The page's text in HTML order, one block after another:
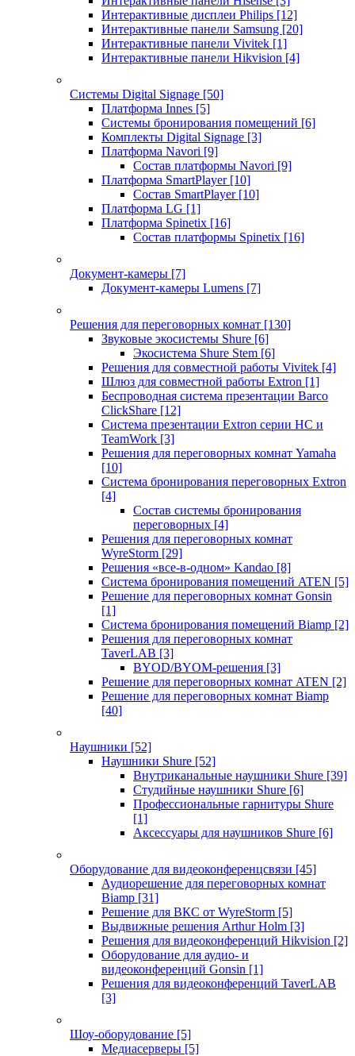
Интерактивные дисплеи Philips [12]
Интерактивные панели Samsung [20]
Интерактивные панели Vivitek [1]
Интерактивные панели Hikvision [4]
Системы Digital Signage [50]
Платформа Innes [5]
Системы бронирования помещений [6]
Комплекты Digital Signage [3]
Платформа Navori [9]
Состав платформы Navori [9]
Платформа SmartPlayer [10]
Состав SmartPlayer [10]
Платформа LG [1]
Платформа Spinetix [16]
Состав платформы Spinetix [16]
Документ-камеры [7]
Документ-камеры Lumens [7]
Решения для переговорных комнат [130]
Звуковые экосистемы Shure [6]
Экосистема Shure Stem [6]
Решения для совместной работы Vivitek [4]
Шлюз для совместной работы Extron [1]
Беспроводная система презентации Barco
ClickShare [12]
Система презентации Extron серии HC и
TeamWork [3]
Решения для переговорных комнат Yamaha
[10]
Система бронирования переговорных Extron
[4]
Состав системы бронирования
переговорных [4]
Решения для переговорных комнат
WyreStorm [29]
Решения «все-в-одном» Kandao [8]
Система бронирования помещений ATEN [5]
Решение для переговорных комнат Gonsin
[1]
Система бронирования помещений Biamp [2]
Решения для переговорных комнат
TaverLAB [3]
BYOD/BYOM-решения [3]
Решение для переговорных комнат ATEN [2]
Решение для переговорных комнат Biamp
[40]
Наушники [52]
Наушники Shure [52]
Внутриканальные наушники Shure [39]
Студийные наушники Shure [6]
Профессиональные гарнитуры Shure
[1]
Аксессуары для наушников Shure [6]
Оборудование для видеоконференцсвязи [45]
Аудиорешение для переговорных комнат
Biamp [31]
Решение для ВКС от WyreStorm [5]
Выдвижные решения Arthur Holm [3]
Решения для видеоконференций Hikvision [2]
Оборудование для аудио- и
видеоконференций Gonsin [1]
Решения для видеоконференций TaverLAB
[3]
Шоу-оборудование [5]
Медиасерверы [5]